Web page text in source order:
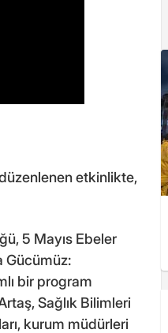
etkinlikte,
5 Mayıs Ebeler
Gücümüz:
bir program
Sağlık Bilimleri
kurum müdürleri